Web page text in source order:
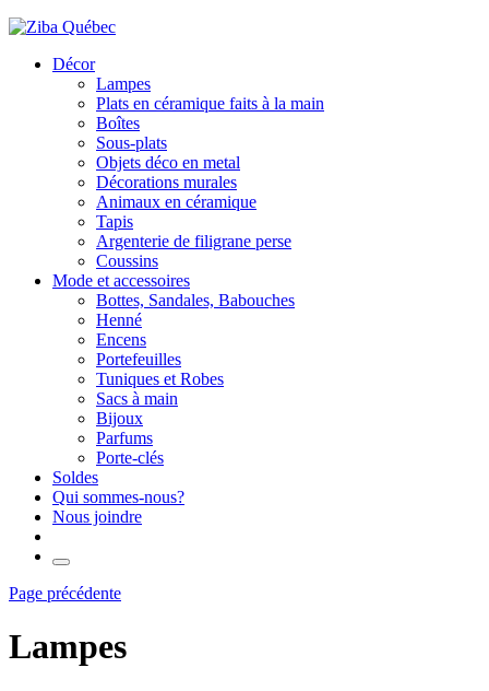
Décor
Lampes
Plats en céramique faits à la main
Boîtes
Sous-plats
Objets déco en metal
Décorations murales
Animaux en céramique
Tapis
Argenterie de filigrane perse
Coussins
Mode et accessoires
Bottes, Sandales, Babouches
Henné
Encens
Portefeuilles
Tuniques et Robes
Sacs à main
Bijoux
Parfums
Porte-clés
Soldes
Qui sommes-nous?
Nous joindre
Page précédente
Lampes